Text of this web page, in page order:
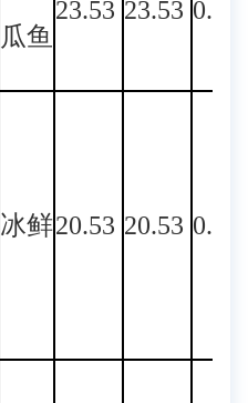
瓜鱼
23.53 23.53 0.00
冰鲜20.53 20.53 0.00